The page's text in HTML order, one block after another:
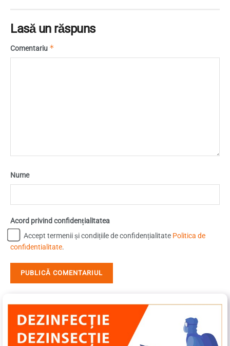
Lasă un răspuns
Comentariu *
Nume
Acord privind confidențialitatea
Accept termenii și condițiile de confidențialitate Politica de
confidentialitate.